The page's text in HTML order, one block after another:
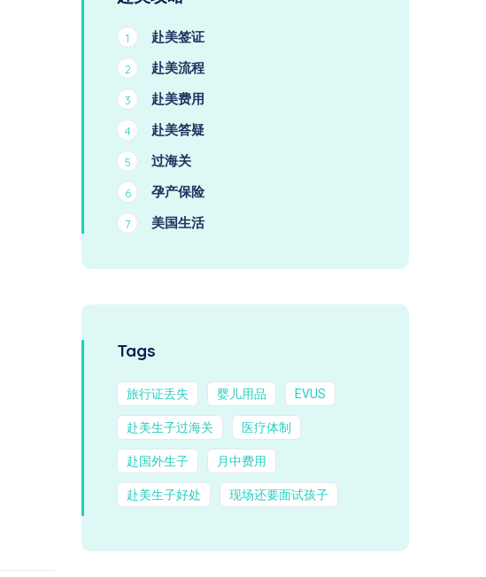
1 赴美签证
2 赴美流程
3 赴美费用
4 赴美答疑
5 过海关
6 孕产保险
7 美国生活
Tags
旅行证丢失 婴儿用品 EVUS
赴美生子过海关 医疗体制
赴国外生子 月中费用
赴美生子好处 现场还要面试孩子